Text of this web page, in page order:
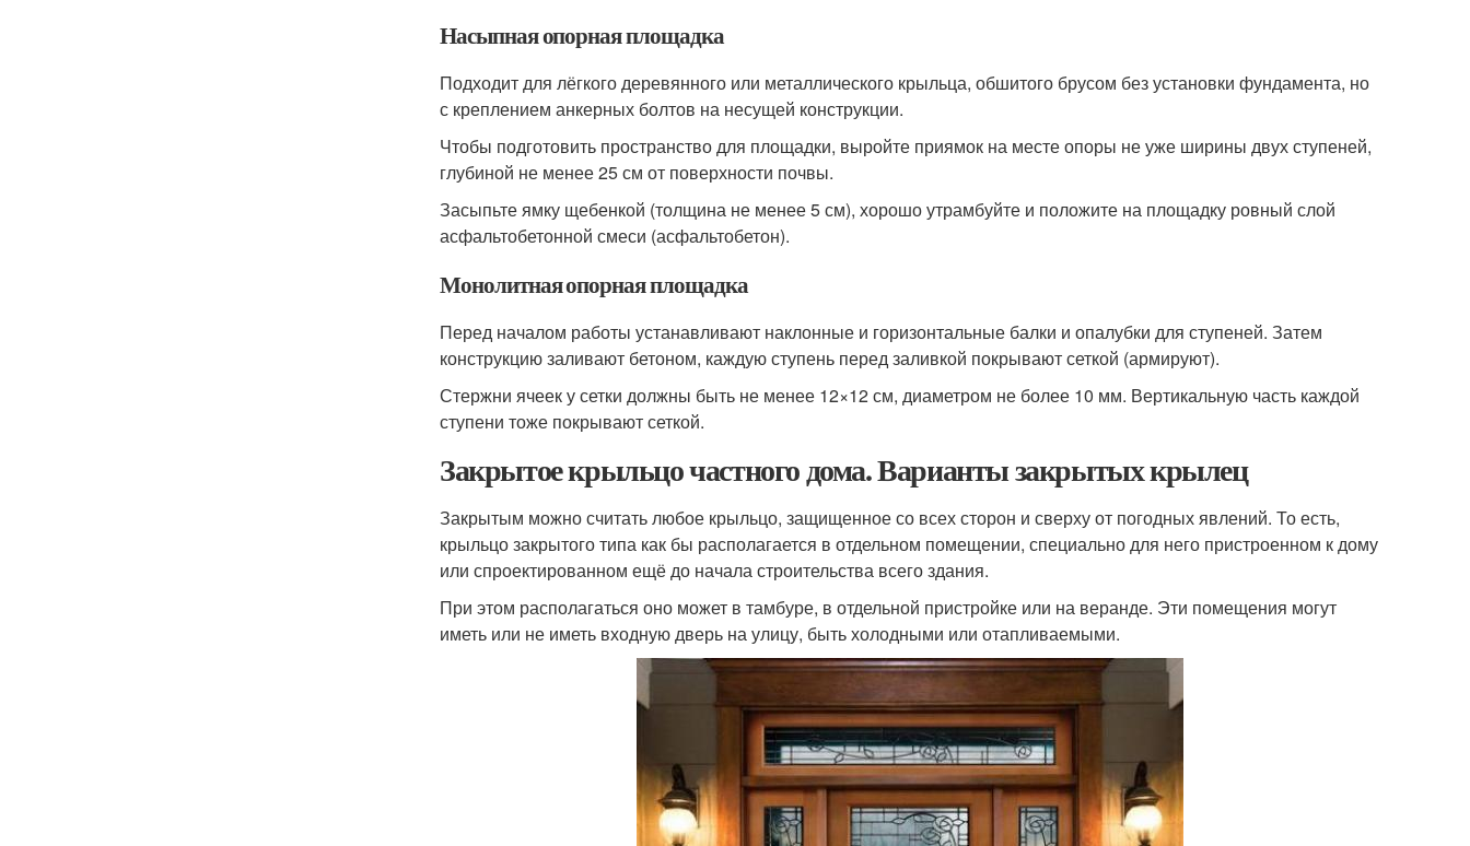
Насыпная опорная площадка
Подходит для лёгкого деревянного или металлического крыльца, обшитого брусом без установки фундамента, но
с креплением анкерных болтов на несущей конструкции.
Чтобы подготовить пространство для площадки, выройте приямок на месте опоры не уже ширины двух ступеней,
глубиной не менее 25 см от поверхности почвы.
Засыпьте ямку щебенкой (толщина не менее 5 см), хорошо утрамбуйте и положите на площадку ровный слой
асфальтобетонной смеси (асфальтобетон).
Монолитная опорная площадка
Перед началом работы устанавливают наклонные и горизонтальные балки и опалубки для ступеней. Затем
конструкцию заливают бетоном, каждую ступень перед заливкой покрывают сеткой (армируют).
Стержни ячеек у сетки должны быть не менее 12×12 см, диаметром не более 10 мм. Вертикальную часть каждой
ступени тоже покрывают сеткой.
Закрытое крыльцо частного дома. Варианты закрытых крылец
Закрытым можно считать любое крыльцо, защищенное со всех сторон и сверху от погодных явлений. То есть,
крыльцо закрытого типа как бы располагается в отдельном помещении, специально для него пристроенном к дому
или спроектированном ещё до начала строительства всего здания.
При этом располагаться оно может в тамбуре, в отдельной пристройке или на веранде. Эти помещения могут
иметь или не иметь входную дверь на улицу, быть холодными или отапливаемыми.